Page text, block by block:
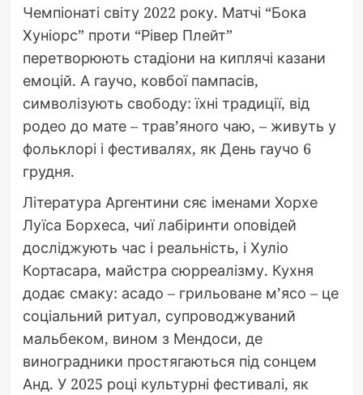
Чемпіонаті світу 2022 року. Матчі “Бока
Хуніорс” проти “Рівер Плейт”
перетворюють стадіони на киплячі казани
емоцій. А гаучо, ковбої пампасів,
символізують свободу: їхні традиції, від
родео до мате – трав’яного чаю, – живуть у
фольклорі і фестивалях, як День гаучо 6
грудня.
Література Аргентини сяє іменами Хорхе
Луїса Борхеса, чиї лабіринти оповідей
досліджують час і реальність, і Хуліо
Кортасара, майстра сюрреалізму. Кухня
додає смаку: асадо – грильоване м’ясо – це
соціальний ритуал, супроводжуваний
мальбеком, вином з Мендоси, де
виноградники простягаються під сонцем
Анд. У 2025 році культурні фестивалі, як